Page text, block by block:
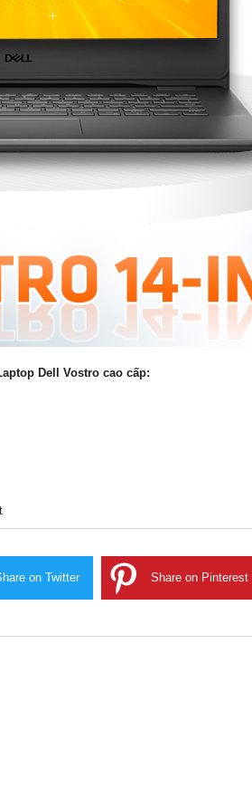
Dell Vostro cao cấp:
on Twitter Share on Pinterest